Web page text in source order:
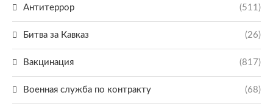
Антитеррор (511)
Битва за Кавказ (26)
Вакцинация (817)
Военная служба по контракту (68)